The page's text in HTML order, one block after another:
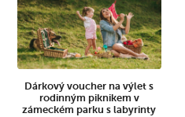
Dárkový voucher na výlet s
rodinným piknikem v
zámeckém parku s labyrinty